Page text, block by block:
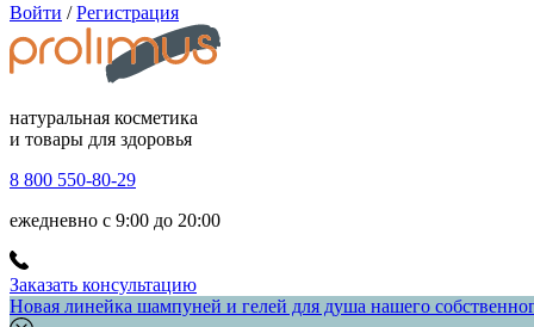
Войти / Регистрация
натуральная косметика
и товары для здоровья
8 800 550-80-29
ежедневно с 9:00 до 20:00
Заказать консультацию
Новая линейка шампуней и гелей для душа нашего